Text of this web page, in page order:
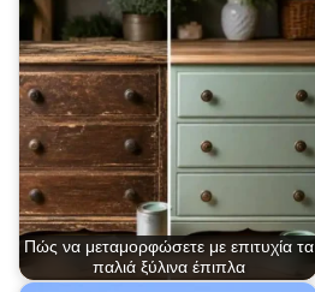
Πώς να μεταμορφώσετε με επιτυχία τα
παλιά ξύλινα έπιπλα